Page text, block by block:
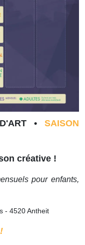
• SAISON
créative !
pour enfants,
- 4520 Antheit